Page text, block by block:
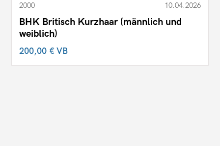
2000 10.04.2026
BHK Britisch Kurzhaar (männlich und
weiblich)
200,00 €VB